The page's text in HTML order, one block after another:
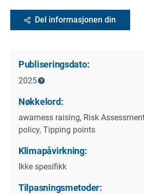
Del informasjonen din
Publiseringsdato:
2025
Nøkkelord:
awarness raising, Risk
policy, Tipping points
Klimapåvirkning:
Ikke spesifikk
Tilpasningsmetoder: